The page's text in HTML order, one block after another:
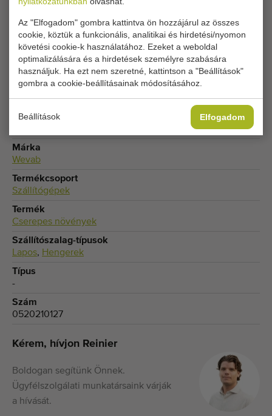
Az "Elfogadom" gombra kattintva ön hozzájárul az összes
cookie, köztük a funkcionális, analitikai és hirdetési/nyomon
követési cookie-k használatához. Ezeket a weboldal
optimalizálására és a hirdetések személyre szabására
használjuk. Ha ezt nem szeretné, kattintson a "Beállítások"
gombra a cookie-beállításainak módosításához.
Beállítások Elfogadom
Jelenlegi cookie-beállításai blokkolják ezt a részt.
Állítsa be cookie-beállításait a hozzáféréshez.
COOKIE-BEÁLLÍTÁSOK MÓDOSÍTÁSA
Típus
Márka
Wevab
Termékcsoport
Szállítógépek
Termék
Cserepes növények
Szállítószalag-típusok
Lapos, Hengerek
Típus
-
Szám
0520210127
Kérem, hívjon Reinier
Boldogan segítünk Önnek.
Ügyfélszolgálati munkatársaink várják
a hívását.